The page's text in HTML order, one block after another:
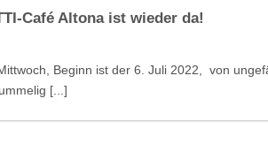
Café Altona ist wieder da!
Beginn ist der 6. Juli 2022, von
[...]